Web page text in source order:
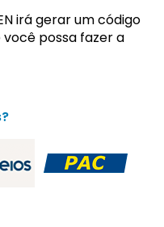
irá gerar um código
possa fazer a